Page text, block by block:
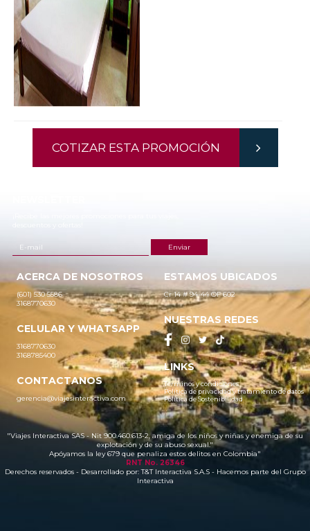
COTIZAR ESTA PROMOCIÓN
ACERCA DE NOSOTROS
(601) 530 5586
3168770630
CELULAR Y WHATSAPP
3168770630
3168785400
CONTACTANOS
gerencia@viajesinteractiva.com
ESTAMOS UBICADOS
Cr 14 # 94-44 OF 602
NUESTRAS REDES
LINKS
Términos y condiciones
Política de privacidad y tratamiento de datos
Política de Sostenibilidad
"Viajes Interactiva SAS - Nit 900.460.613-2, amiga de los niños y niñas y enemiga de su
explotación y de su abuso sexual."
Apóyamos la ley 679 que penaliza estos delitos en Colombia"
RNT No. 26346
Derechos reservados - Desarrollado por:T&T Interactiva S.A.S- Hacemos parte del Grupo
Interactiva